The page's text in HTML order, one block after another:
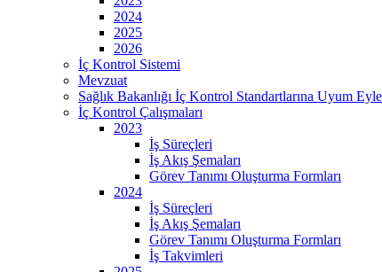
2024
2025
2026
İç Kontrol Sistemi
Mevzuat
Sağlık Bakanlığı İç Kontrol Standartlarına Uyum
İç Kontrol Çalışmaları
2023
İş Süreçleri
İş Akış Şemaları
Görev Tanımı Oluşturma Formları
2024
İş Süreçleri
İş Akış Şemaları
Görev Tanımı Oluşturma Formları
İş Takvimleri